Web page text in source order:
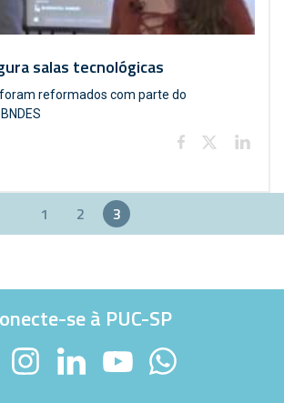
salas tecnológicas
reformados com parte do
1 2 3
se à PUC-SP